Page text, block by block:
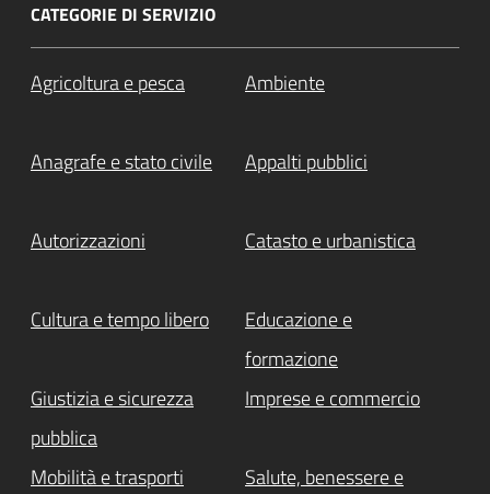
CATEGORIE DI SERVIZIO
Agricoltura e pesca Ambiente
Anagrafe e stato civile Appalti pubblici
Autorizzazioni Catasto e urbanistica
Cultura e tempo libero
Educazione e
formazione
Giustizia e sicurezza
pubblica
Imprese e commercio
Mobilità e trasporti
Salute, benessere e